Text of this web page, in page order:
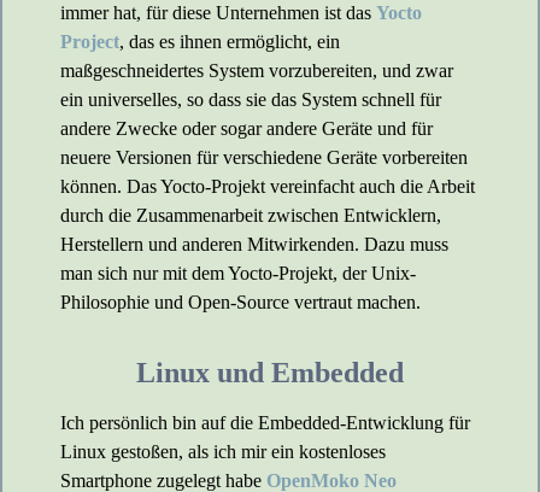
immer hat, für diese Unternehmen ist das Yocto
Project, das es ihnen ermöglicht, ein
maßgeschneidertes System vorzubereiten, und zwar
ein universelles, so dass sie das System schnell für
andere Zwecke oder sogar andere Geräte und für
neuere Versionen für verschiedene Geräte vorbereiten
können. Das Yocto-Projekt vereinfacht auch die Arbeit
durch die Zusammenarbeit zwischen Entwicklern,
Herstellern und anderen Mitwirkenden. Dazu muss
man sich nur mit dem Yocto-Projekt, der Unix-
Philosophie und Open-Source vertraut machen.
Linux und Embedded
Ich persönlich bin auf die Embedded-Entwicklung für
Linux gestoßen, als ich mir ein kostenloses
Smartphone zugelegt habe OpenMoko Neo